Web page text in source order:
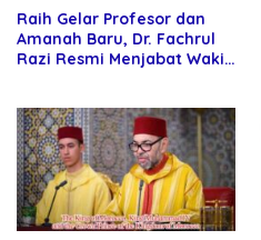
Raih Gelar Profesor dan
Amanah Baru, Dr. Fachrul
Razi Resmi Menjabat Wakil